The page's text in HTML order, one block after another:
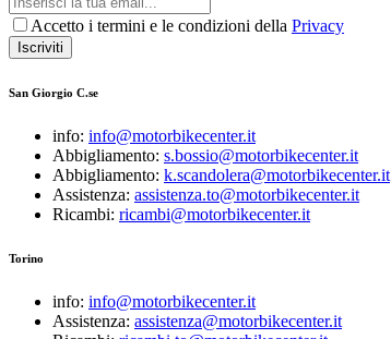
Accetto i termini e le condizioni della Privacy
Iscriviti
San Giorgio C.se
info: info@motorbikecenter.it
Abbigliamento: s.bossio@motorbikecenter.it
Abbigliamento: k.scandolera@motorbikecenter.it
Assistenza: assistenza.to@motorbikecenter.it
Ricambi: ricambi@motorbikecenter.it
Torino
info: info@motorbikecenter.it
Assistenza: assistenza@motorbikecenter.it